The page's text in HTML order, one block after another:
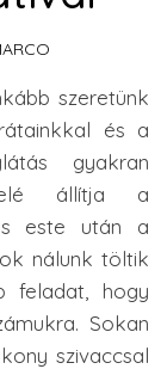
szeretünk
és a
gyakran
elé állítja a
este után a
nálunk töltik
feladat, hogy
Sokan
szivaccsal